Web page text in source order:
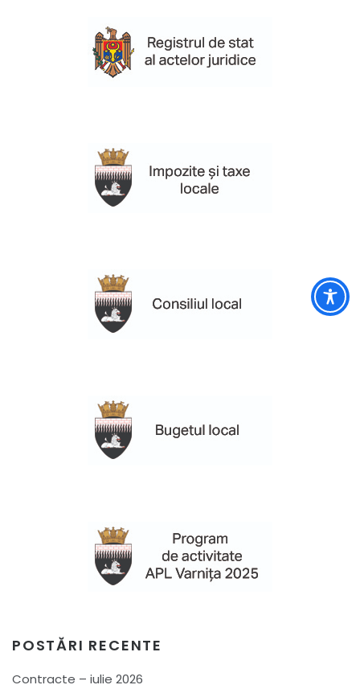
POSTĂRI RECENTE
Contracte – iulie 2026